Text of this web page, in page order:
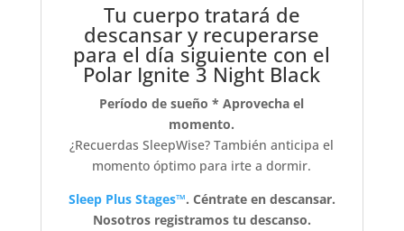
Tu cuerpo tratará de
descansar y recuperarse
para el día siguiente con el
Polar Ignite 3 Night Black
Período de sueño * Aprovecha el
momento.
¿Recuerdas SleepWise? También anticipa el
momento óptimo para irte a dormir.
Sleep Plus Stages™. Céntrate en descansar.
Nosotros registramos tu descanso.